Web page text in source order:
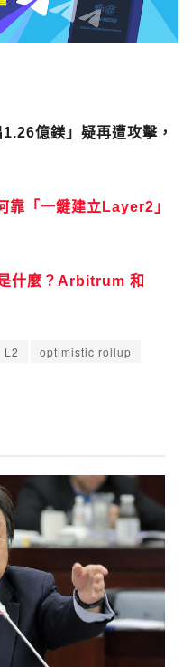
億鎂」疑再遭攻擊，
靠「一鍵建立Layer2」
什麼？Arbitrum 和
L2
optimistic rollup